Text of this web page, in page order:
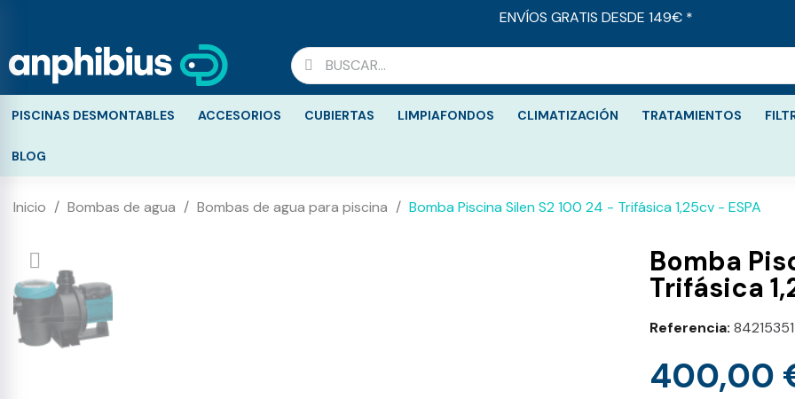
ENVÍOS GRATIS DESDE 149€ *
PISCINAS DESMONTABLES ACCESORIOS CUBIERTAS LIMPIAFONDOS CLIMATIZACIÓN TRATAMIENTOS
BLOG
Inicio Bombas de agua Bombas de agua para piscina Bomba Piscina Silen S2 100 24 - Trifásica 1,25cv - ESPA
Bomba
Trifásica
Referencia
400,00